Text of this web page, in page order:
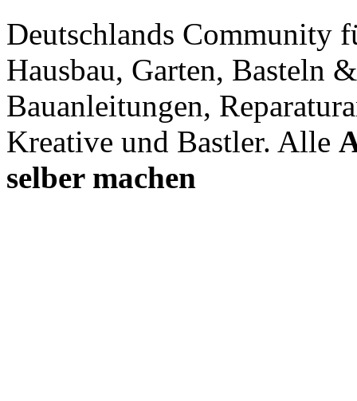
Deutschlands Community
Hausbau, Garten, Basteln
Bauanleitungen,
Kreative und Bastler. Alle
selber machen